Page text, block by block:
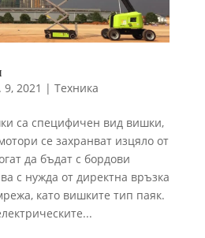
9, 2021 | Техника
са специфичен вид вишки,
се захранват изцяло от
да бъдат с бордови
с нужда от директна връзка
като вишките тип паяк.